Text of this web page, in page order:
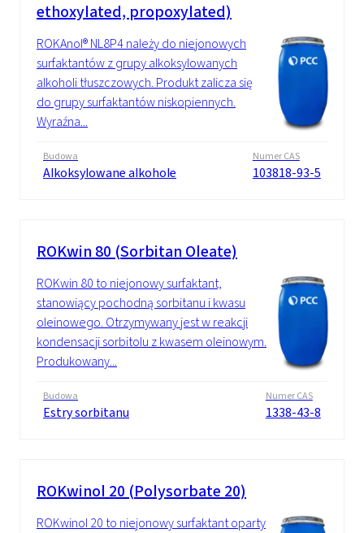
ethoxylated, propoxylated)
ROKAnol® NL8P4 należy do niejonowych
surfaktantów z grupy alkoksylowanych
alkoholi tłuszczowych. Produkt zalicza się
do grupy surfaktantów niskopiennych.
Wyraźna...
Budowa
Alkoksylowane alkohole
Numer CAS
103818-93-5
ROKwin 80 (Sorbitan Oleate)
ROKwin 80 to niejonowy surfaktant,
stanowiący pochodną sorbitanu i kwasu
oleinowego. Otrzymywany jest w reakcji
kondensacji sorbitolu z kwasem oleinowym.
Produkowany...
Budowa
Estry sorbitanu
Numer CAS
1338-43-8
ROKwinol 20 (Polysorbate 20)
ROKwinol 20 to niejonowy surfaktant oparty